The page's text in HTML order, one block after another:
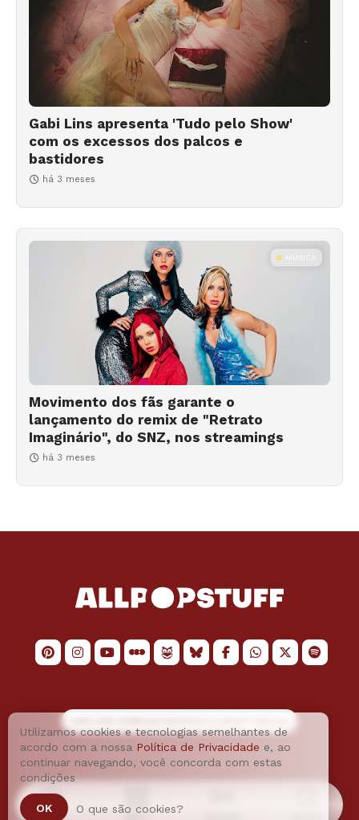
Gabi Lins apresenta 'Tudo pelo Show'
com os excessos dos palcos e
bastidores
há 3 meses
MÚSICA
Movimento dos fãs garante o
lançamento do remix de "Retrato
Imaginário", do SNZ, nos streamings
há 3 meses
Utilizamos cookies e tecnologias semelhantes de
acordo com a nossa Política de Privacidade e, ao
continuar navegando, você concorda com estas
condições
OK O que são cookies?
Home